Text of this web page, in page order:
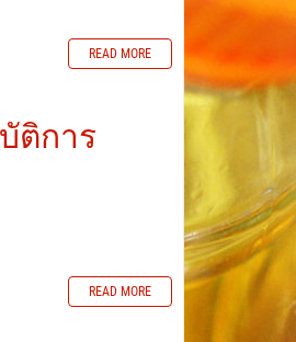
READ MORE
ติการ
READ MORE